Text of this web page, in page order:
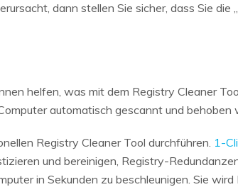
dann stellen Sie sicher, dass Sie die
helfen, was mit dem Registry Cleaner
automatisch gescannt und behoben
Registry Cleaner Tool durchführen. 1-
und bereinigen, Registry-
in Sekunden zu beschleunigen. Sie